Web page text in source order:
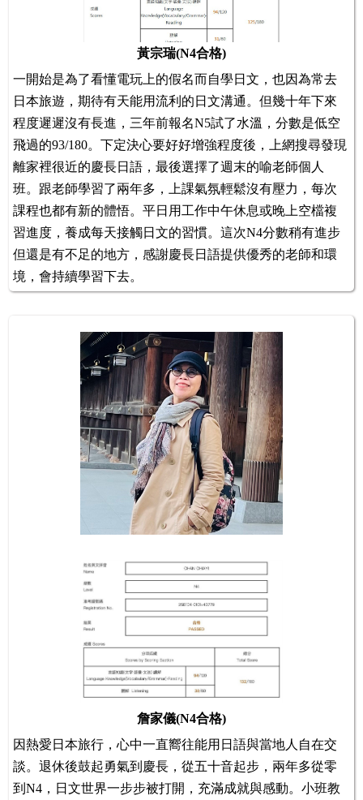
黃宗瑞(N4合格)
一開始是為了看懂電玩上的假名而自學日文，也因為常去
日本旅遊，期待有天能用流利的日文溝通。但幾十年下來
程度遲遲沒有長進，三年前報名N5試了水溫，分數是低空
飛過的93/180。下定決心要好好增強程度後，上網搜尋發現
離家裡很近的慶長日語，最後選擇了週末的喻老師個人
班。跟老師學習了兩年多，上課氣氛輕鬆沒有壓力，每次
課程也都有新的體悟。平日用工作中午休息或晚上空檔複
習進度，養成每天接觸日文的習慣。這次N4分數稍有進步
但還是有不足的地方，感謝慶長日語提供優秀的老師和環
境，會持續學習下去。
詹家儀(N4合格)
因熱愛日本旅行，心中一直嚮往能用日語與當地人自在交
談。退休後鼓起勇氣到慶長，從五十音起步，兩年多從零
到N4，日文世界一步步被打開，充滿成就與感動。小班教